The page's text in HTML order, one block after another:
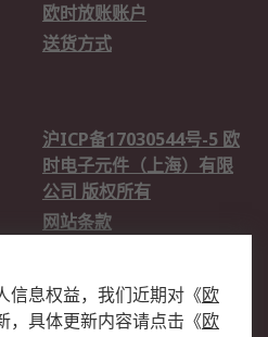
欧时放账账户
送货方式
沪ICP备17030544号-5 欧
时电子元件（上海）有限
公司 版权所有
网站条款
信息权益，我们近期对 《欧
，具体更新内容请点击 《欧